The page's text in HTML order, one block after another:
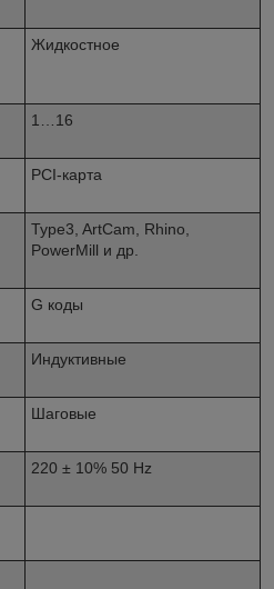
Жидкостное
1…16
PCI-карта
Type3, ArtCam, Rhino,
PowerMill и др.
G коды
Индуктивные
Шаговые
220 ± 10% 50 Hz